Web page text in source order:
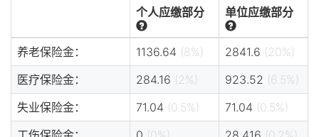
个人应缴部分 单位应缴部分
养老保险金： 1136.64 (8%) 2841.6 (20%)
医疗保险金：
284.16 (2%) 923.52 (6.5%)
失业保险金：
71.04 (0.5%) 71.04 (0.5%)